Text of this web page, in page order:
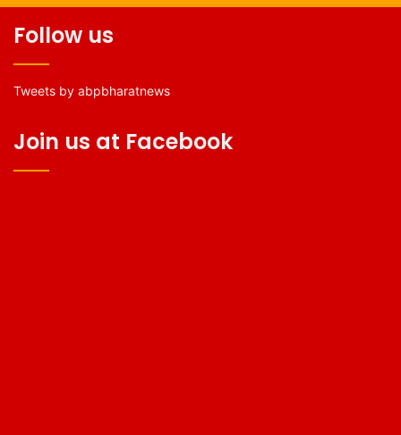
Follow us
Tweets by abpbharatnews
Join us at Facebook